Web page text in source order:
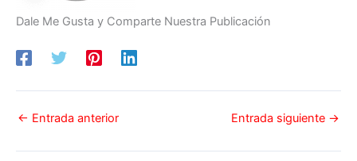
Dale Me Gusta y Comparte Nuestra Publicación
← Entrada anterior Entrada siguiente →